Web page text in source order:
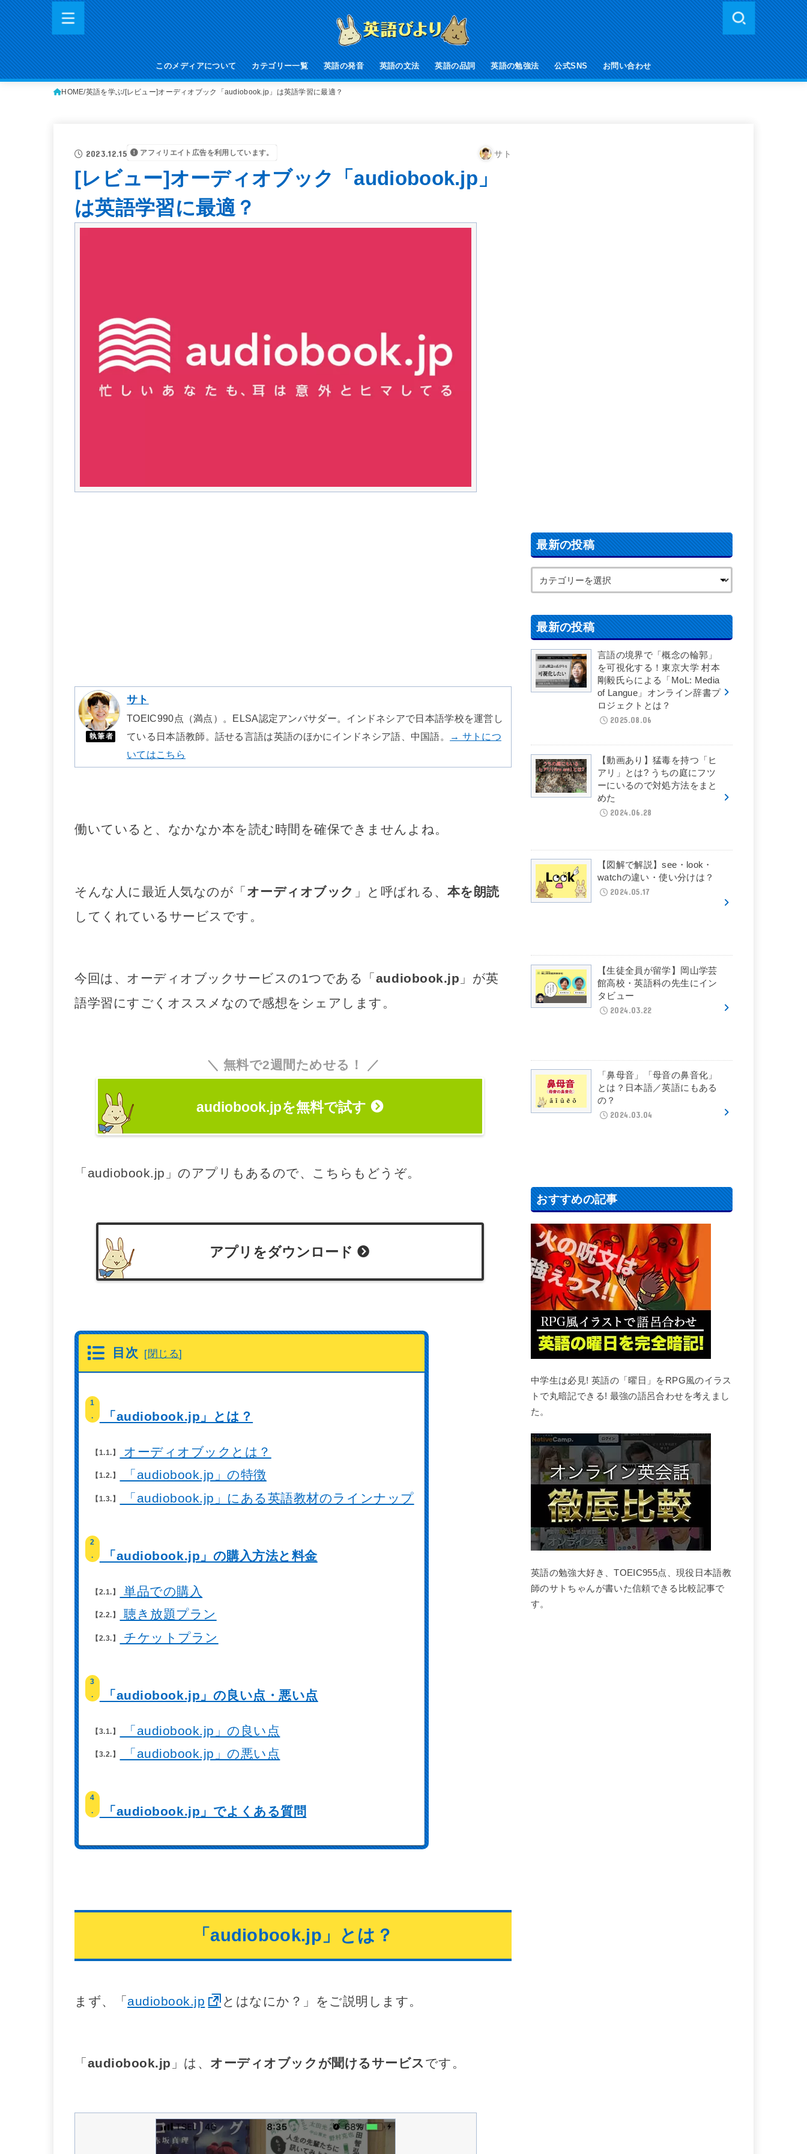
このメディアについて カテゴリー一覧 英語の発音 英語の文法 英語の品詞 英語の勉強法 公式SNS お問い合わせ
HOME 英語を学ぶ [レビュー]オーディオブック「audiobook.jp」は英語学習に最適？
2023.12.15 アフィリエイト広告を利用しています。 サト
[レビュー]オーディオブック「audiobook.jp」
は英語学習に最適？
執筆者
サト
TOEIC990点（満点）。ELSA認定アンバサダー。インドネシアで日本語学校を運営し
ている日本語教師。話せる言語は英語のほかにインドネシア語、中国語。
→ サトにつ
いてはこちら
働いていると、なかなか本を読む時間を確保できませんよね。
そんな人に最近人気なのが「 オーディオブック 」と呼ばれる、 本を朗読
してくれているサービスです。
今回は、オーディオブックサービスの1つである「 audiobook.jp 」が英
語学習にすごくオススメなので感想をシェアします。
無料で2週間ためせる！
audiobook.jpを無料で試す
「audiobook.jp」のアプリもあるので、こちらもどうぞ。
アプリをダウンロード
目次 [閉じる]
1
.
「audiobook.jp」とは？
1.1. オーディオブックとは？
1.2. 「audiobook.jp」の特徴
1.3. 「audiobook.jp」にある英語教材のラインナップ
2
.
「audiobook.jp」の購入方法と料金
2.1. 単品での購入
2.2. 聴き放題プラン
2.3. チケットプラン
3
.
「audiobook.jp」の良い点・悪い点
3.1. 「audiobook.jp」の良い点
3.2. 「audiobook.jp」の悪い点
4
.
「audiobook.jp」でよくある質問
「audiobook.jp」とは？
まず、「 audiobook.jp とはなにか？」をご説明します。
「 audiobook.jp 」は、 オーディオブックが聞けるサービス です。
最新の投稿
最新の投稿
言語の境界で「概念の輪郭」
を可視化する！東京大学 村本
剛毅氏らによる「MoL: Media
of Langue」オンライン辞書プ
ロジェクトとは？
2025.08.06
【動画あり】猛毒を持つ「ヒ
アリ」とは? うちの庭にフツ
ーにいるので対処方法をまと
めた
2024.06.28
【図解で解説】see・look・
watchの違い・使い分けは？
2024.05.17
【生徒全員が留学】岡山学芸
館高校・英語科の先生にイン
タビュー
2024.03.22
「鼻母音」「母音の鼻音化」
とは？日本語／英語にもある
の？
2024.03.04
おすすめの記事
中学生は必見! 英語の「曜日」をRPG風のイラス
トで丸暗記できる! 最強の語呂合わせを考えまし
た。
英語の勉強大好き、TOEIC955点、現役日本語教
師のサトちゃんが書いた信頼できる比較記事で
す。